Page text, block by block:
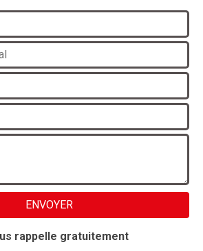
rappelle gratuitement